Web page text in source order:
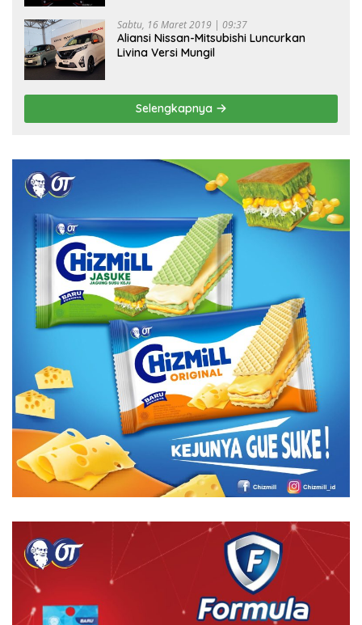
Sabtu, 16 Maret 2019 | 09:37
Aliansi Nissan-Mitsubishi Luncurkan
Livina Versi Mungil
Selengkapnya